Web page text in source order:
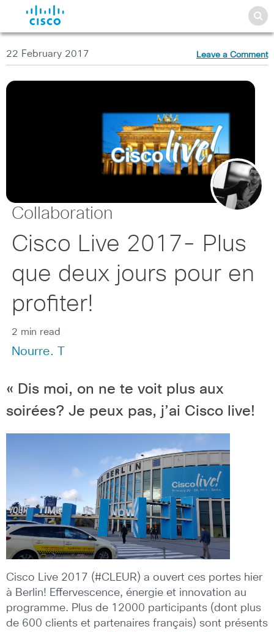
22 February 2017 Leave a Comment
Collaboration
Cisco Live 2017- Plus
que deux jours pour en
profiter!
2 min read
Nourre. T
« Dis moi, on ne te voit plus aux
soirées? Je peux pas, j’ai Cisco live!
Cisco Live 2017 (#CLEUR) a ouvert ces portes hier
à Berlin! Effervescence, énergie et innovation au
programme. Plus de 12000 participants (dont plus
de 600 clients et partenaires français) sont présents